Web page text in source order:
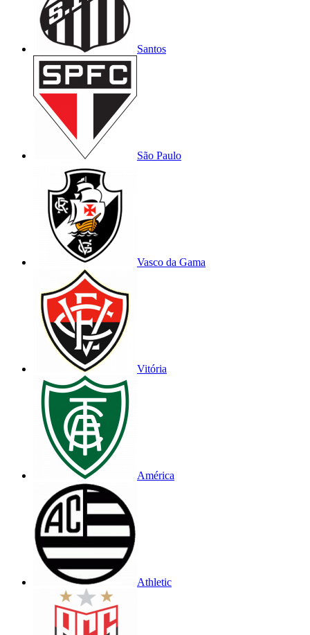
Santos
São Paulo
Vasco da Gama
Vitória
América
Athletic